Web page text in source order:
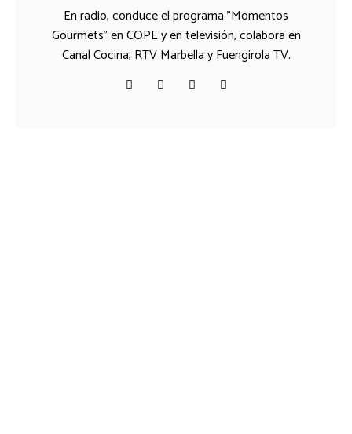
En radio, conduce el programa "Momentos
Gourmets" en COPE y en televisión, colabora en
Canal Cocina, RTV Marbella y Fuengirola TV.